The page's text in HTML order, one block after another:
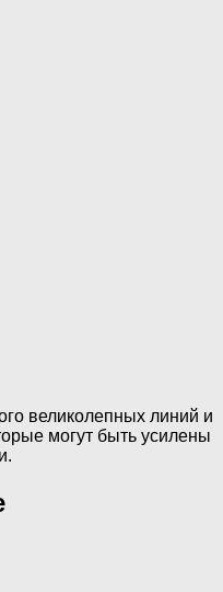
великолепных линий и
могут быть усилены